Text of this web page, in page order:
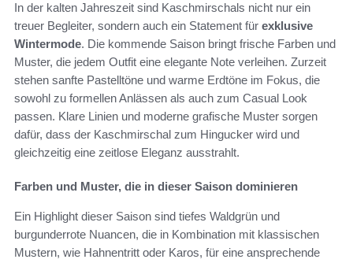
In der kalten Jahreszeit sind Kaschmirschals nicht nur ein
treuer Begleiter, sondern auch ein Statement für exklusive
Wintermode. Die kommende Saison bringt frische Farben und
Muster, die jedem Outfit eine elegante Note verleihen. Zurzeit
stehen sanfte Pastelltöne und warme Erdtöne im Fokus, die
sowohl zu formellen Anlässen als auch zum Casual Look
passen. Klare Linien und moderne grafische Muster sorgen
dafür, dass der Kaschmirschal zum Hingucker wird und
gleichzeitig eine zeitlose Eleganz ausstrahlt.
Farben und Muster, die in dieser Saison dominieren
Ein Highlight dieser Saison sind tiefes Waldgrün und
burgunderrote Nuancen, die in Kombination mit klassischen
Mustern, wie Hahnentritt oder Karos, für eine ansprechende